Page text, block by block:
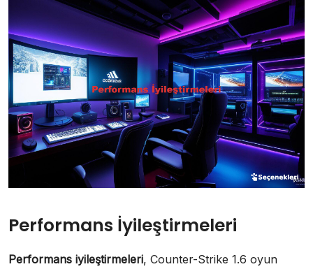
Performans İyileştirmeleri
Performans iyileştirmeleri, Counter-Strike 1.6 oyun